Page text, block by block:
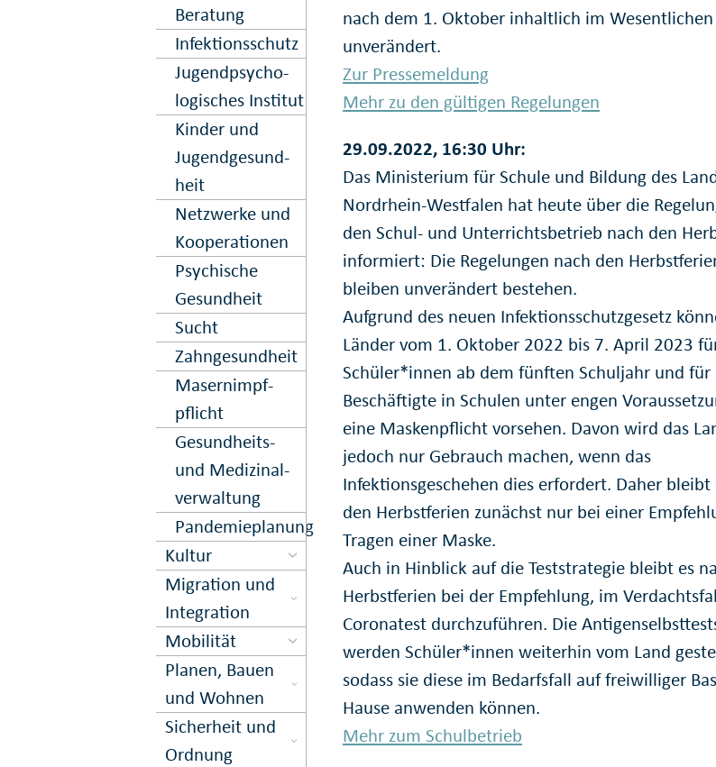
Beratung
Infektions­schutz
Jugend­psycho­
logisches Institut
Kinder und
Jugend­gesund­
heit
Netz­werke und
Kooper­ation­en
Psy­chische
Gesund­heit
Sucht
Zahn­gesund­heit
Masern­impf­
pflicht
Gesund­heits-
und Medi­zinal­
ver­waltung
Pandemieplanung
Kultur
Migration und
Inte­gration
Mobilität
Planen, Bauen
und Wohnen
Sicher­heit und
Ord­nung
nach dem 1. Oktober inhaltlich im Wesentlichen
unverändert.
Zur Pressemeldung
Mehr zu den gültigen Regelungen
29.09.2022, 16:30 Uhr:
Das Ministerium für Schule und Bildung des
Nordrhein-Westfalen hat heute über die
den Schul- und Unterrichtsbetrieb nach den
informiert: Die Regelungen nach den
bleiben unverändert bestehen.
Aufgrund des neuen Infektionsschutzgesetz
Länder vom 1. Oktober 2022 bis 7. April 2023
Schüler*innen ab dem fünften Schuljahr und für
Beschäftigte in Schulen unter engen
eine Maskenpflicht vorsehen. Davon wird das
jedoch nur Gebrauch machen, wenn das
Infektionsgeschehen dies erfordert. Daher bleibt
den Herbstferien zunächst nur bei einer
Tragen einer Maske.
Auch in Hinblick auf die Teststrategie bleibt es
Herbstferien bei der Empfehlung, im
Coronatest durchzuführen. Die
werden Schüler*innen weiterhin vom Land
sodass sie diese im Bedarfsfall auf freiwilliger
Hause anwenden können.
Mehr zum Schulbetrieb